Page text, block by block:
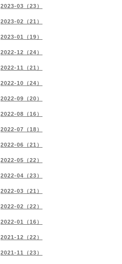
2023-03（23）
2023-02（21）
2023-01（19）
2022-12（24）
2022-11（21）
2022-10（24）
2022-09（20）
2022-08（16）
2022-07（18）
2022-06（21）
2022-05（22）
2022-04（23）
2022-03（21）
2022-02（22）
2022-01（16）
2021-12（22）
2021-11（23）